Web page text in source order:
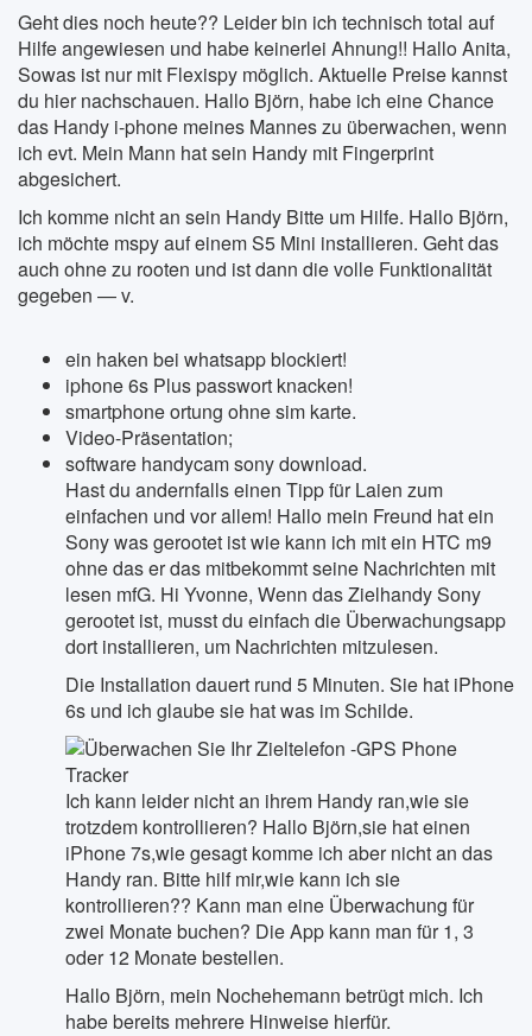
Geht dies noch heute?? Leider bin ich technisch total auf
Hilfe angewiesen und habe keinerlei Ahnung!! Hallo Anita,
Sowas ist nur mit Flexispy möglich. Aktuelle Preise kannst
du hier nachschauen. Hallo Björn, habe ich eine Chance
das Handy i-phone meines Mannes zu überwachen, wenn
ich evt. Mein Mann hat sein Handy mit Fingerprint
abgesichert.
Ich komme nicht an sein Handy Bitte um Hilfe. Hallo Björn,
ich möchte mspy auf einem S5 Mini installieren. Geht das
auch ohne zu rooten und ist dann die volle Funktionalität
gegeben — v.
ein haken bei whatsapp blockiert!
iphone 6s Plus passwort knacken!
smartphone ortung ohne sim karte.
Video-Präsentation;
software handycam sony download.
Hast du andernfalls einen Tipp für Laien zum
einfachen und vor allem! Hallo mein Freund hat ein
Sony was gerootet ist wie kann ich mit ein HTC m9
ohne das er das mitbekommt seine Nachrichten mit
lesen mfG. Hi Yvonne, Wenn das Zielhandy Sony
gerootet ist, musst du einfach die Überwachungsapp
dort installieren, um Nachrichten mitzulesen.
Die Installation dauert rund 5 Minuten. Sie hat iPhone
6s und ich glaube sie hat was im Schilde.
Ich kann leider nicht an ihrem Handy ran,wie sie
trotzdem kontrollieren? Hallo Björn,sie hat einen
iPhone 7s,wie gesagt komme ich aber nicht an das
Handy ran. Bitte hilf mir,wie kann ich sie
kontrollieren?? Kann man eine Überwachung für
zwei Monate buchen? Die App kann man für 1, 3
oder 12 Monate bestellen.
Hallo Björn, mein Nochehemann betrügt mich. Ich
habe bereits mehrere Hinweise hierfür.